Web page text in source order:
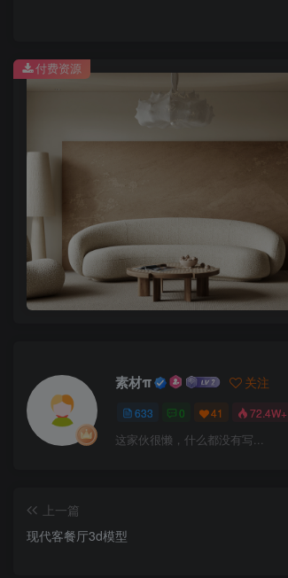
付费资源
素材π 关注
633 0 41 72.4W+
这家伙很懒，什么都没有写...
上一篇
现代客餐厅3d模型